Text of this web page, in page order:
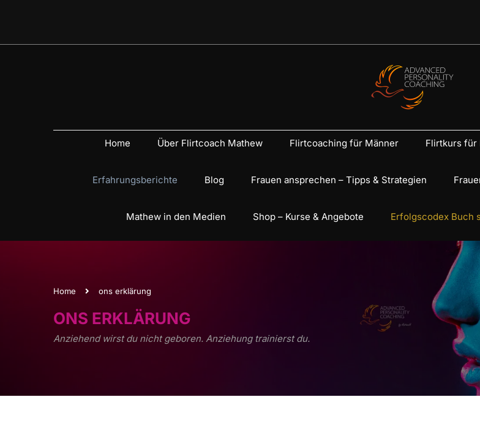
Home Über Flirtcoach Mathew Flirtcoaching für Männer Flirtkurs für
Erfahrungsberichte Blog Frauen ansprechen – Tipps & Strategien
Mathew in den Medien Shop – Kurse & Angebote Erfolgscodex Buch
Home ons erklärung
ONS ERKLÄRUNG
Anziehend wirst du nicht geboren. Anziehung trainierst du.